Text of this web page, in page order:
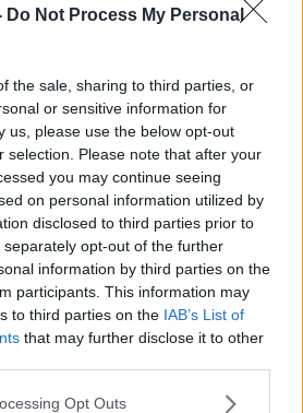
Do Not Process My Personal
the sale, sharing to third parties, or
or sensitive information for
us, please use the below opt-out
selection. Please note that after your
you may continue seeing
on personal information utilized by
disclosed to third parties prior to
opt-out of the further
information by third parties on the
participants. This information may
to third parties on the IAB’s List of
that may further disclose it to other
app uses one or more Google
Opt Outs